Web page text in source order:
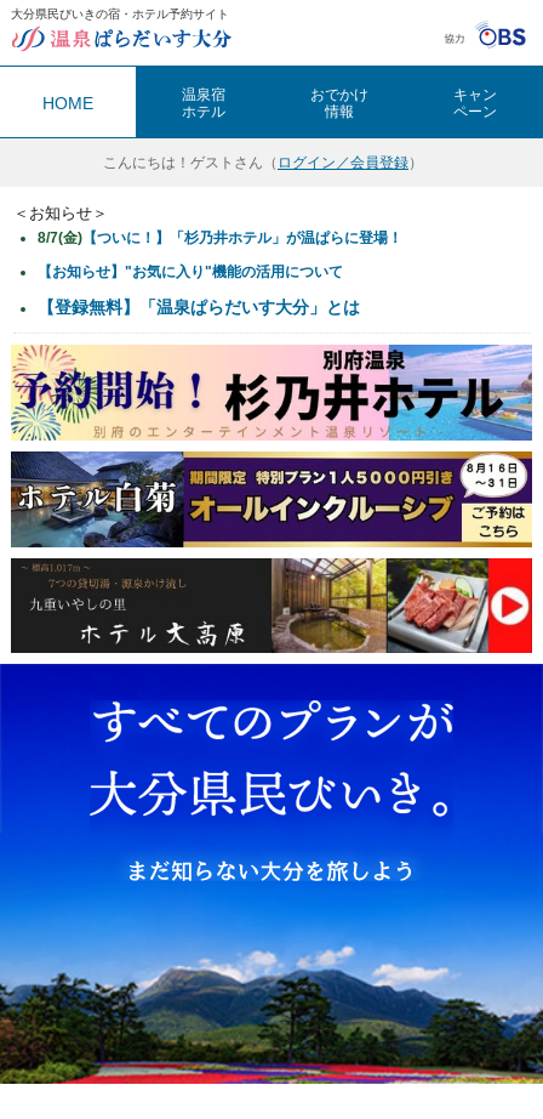
大分県民びいきの宿・ホテル予約サイト
HOME
温泉宿
ホテル
おでかけ
情報
キャン
ペーン
こんにちは！ ゲストさん（ ログイン／会員登録）
＜お知らせ＞
8/7(金) 【ついに！】「杉乃井ホテル」が温ぱらに登場！
【お知らせ】"お気に入り"機能の活用について
【登録無料】「温泉ぱらだいす大分」とは